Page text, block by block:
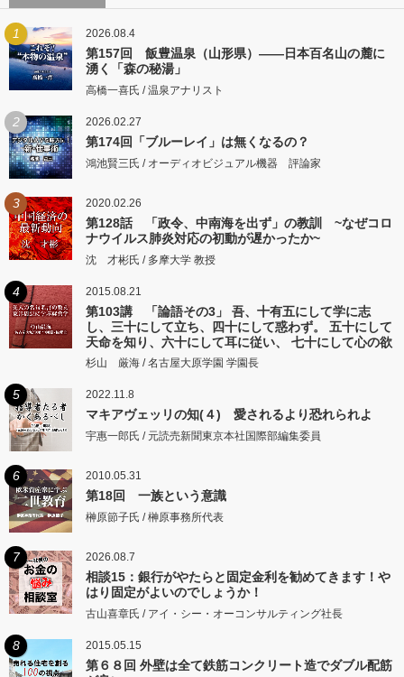
1 2026.08.4
第157回 飯豊温泉（山形県）――日本百名山の麓に
湧く「森の秘湯」
高橋一喜氏 / 温泉アナリスト
2 2026.02.27
第174回「ブルーレイ」は無くなるの？
鴻池賢三氏 / オーディオビジュアル機器 評論家
3 2020.02.26
第128話 「政令、中南海を出ず」の教訓 ~なぜコロ
ナウイルス肺炎対応の初動が遅かったか~
沈 才彬氏 / 多摩大学 教授
4 2015.08.21
第103講 「論語その3」 吾、十有五にして学に志
し、三十にして立ち、四十にして惑わず。 五十にして
天命を知り、六十にして耳に従い、 七十にして心の欲
するところに従いて矩をこえず。
杉山 厳海 / 名古屋大原学園 学園長
5 2022.11.8
マキアヴェッリの知(４) 愛されるより恐れられよ
宇惠一郎氏 / 元読売新聞東京本社国際部編集委員
6 2010.05.31
第18回 一族という意識
榊原節子氏 / 榊原事務所代表
7 2026.08.7
相談15：銀行がやたらと固定金利を勧めてきます！や
はり固定がよいのでしょうか！
古山喜章氏 / アイ・シー・オーコンサルティング社長
8 2015.05.15
第６８回 外壁は全て鉄筋コンクリート造でダブル配筋